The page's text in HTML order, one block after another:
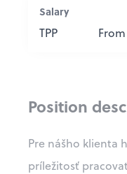
Salary
TPP
Position
Pre nášho klienta
príležitosť